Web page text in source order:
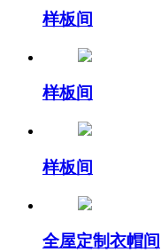
样板间
样板间
样板间
全屋定制衣帽间